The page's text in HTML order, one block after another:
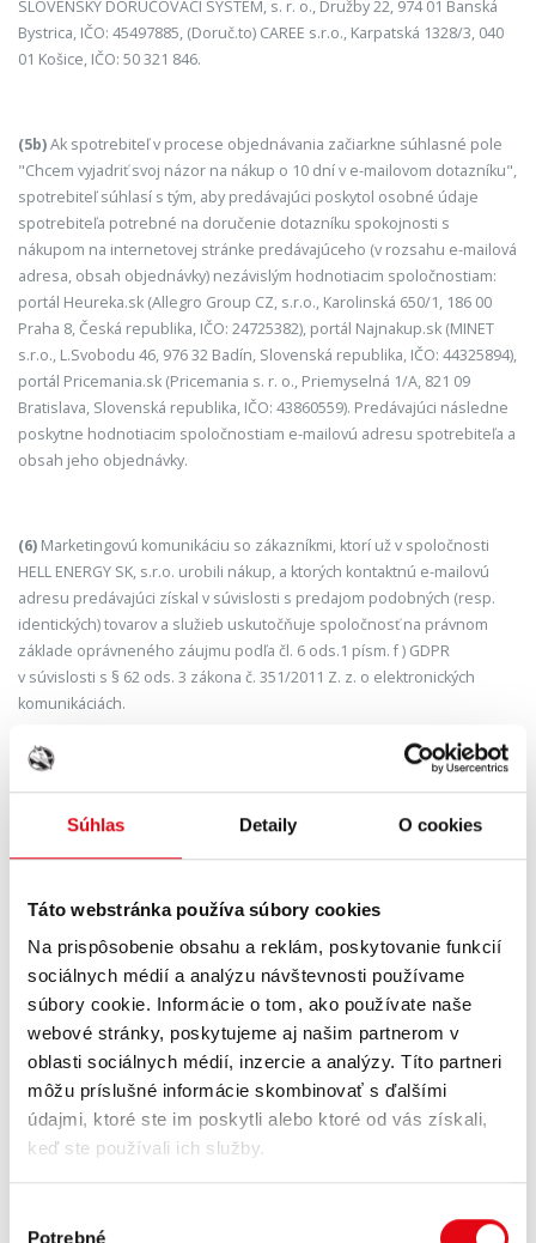
Súhlas Detaily O cookies
Táto webstránka používa súbory cookies
Na prispôsobenie obsahu a reklám, poskytovanie funkcií
sociálnych médií a analýzu návštevnosti používame
súbory cookie. Informácie o tom, ako používate naše
webové stránky, poskytujeme aj našim partnerom v
oblasti sociálnych médií, inzercie a analýzy. Títo partneri
môžu príslušné informácie skombinovať s ďalšími
údajmi, ktoré ste im poskytli alebo ktoré od vás získali,
keď ste používali ich služby.
Potrebné
SLOVENSKÝ DORUČOVACÍ SYSTÉM, s. r. o., Družby 22, 974 01 Banská
Bystrica, IČO: 45497885, (Doruč.to) CAREE s.r.o., Karpatská 1328/3, 040
01 Košice, IČO: 50 321 846.
(5b)Ak spotrebiteľ v procese objednávania začiarkne súhlasné pole
"Chcem vyjadriť svoj názor na nákup o 10 dní v e-mailovom dotazníku",
spotrebiteľ súhlasí s tým, aby predávajúci poskytol osobné údaje
spotrebiteľa potrebné na doručenie dotazníku spokojnosti s
nákupom na internetovej stránke predávajúceho (v rozsahu e-mailová
adresa, obsah objednávky) nezávislým hodnotiacim spoločnostiam:
portál Heureka.sk (Allegro Group CZ, s.r.o., Karolinská 650/1, 186 00
Praha 8, Česká republika, IČO: 24725382), portál Najnakup.sk (MINET
s.r.o., L.Svobodu 46, 976 32 Badín, Slovenská republika, IČO: 44325894),
portál Pricemania.sk (Pricemania s. r. o., Priemyselná 1/A, 821 09
Bratislava, Slovenská republika, IČO: 43860559). Predávajúci následne
poskytne hodnotiacim spoločnostiam e-mailovú adresu spotrebiteľa a
obsah jeho objednávky.
(6) Marketingovú komunikáciu so zákazníkmi, ktorí už v spoločnosti
HELL ENERGY SK, s.r.o. urobili nákup, a ktorých kontaktnú e-mailovú
adresu predávajúci získal v súvislosti s predajom podobných (resp.
identických) tovarov a služieb uskutočňuje spoločnosť na právnom
základe oprávneného záujmu podľa čl. 6 ods.1 písm. f ) GDPR
v súvislosti s § 62 ods. 3 zákona č. 351/2011 Z. z. o elektronických
komunikáciách.
Zákazník sa môže kedykoľvek v každom marketingovo zameranom e-
maily odhlásiť zakliknutím „odhlásiť“. Zákazník má právo kedykoľvek
účinne namietať proti spracúvaniu osobných údajov na účely
priameho marketingu vrátane profilovania. Súhlas so spracovaním
zákazníka z odberu daných marketingových aktivít predávajúceho.
Pokiaľ predávajúci využijete marketingové aktivity, ako sú
sledovanie a vyhodnocovanie on-line či off-line aktivít svojich
zákazníkov na webových stránkach, spájanie týchto údajov o nich z
rôznych zdrojov (napr. zo sociálnych sietí) na lepšie cielenie reklamy
a na zasielanie personalizovaných e-mailov je potrebný súhlas
dotknutej osoby. V prípade, že zákazník udelil predávajúcemu súhlas
na realizáciu uvedených aktivít tak môže zákazník kedykoľvek súhlas